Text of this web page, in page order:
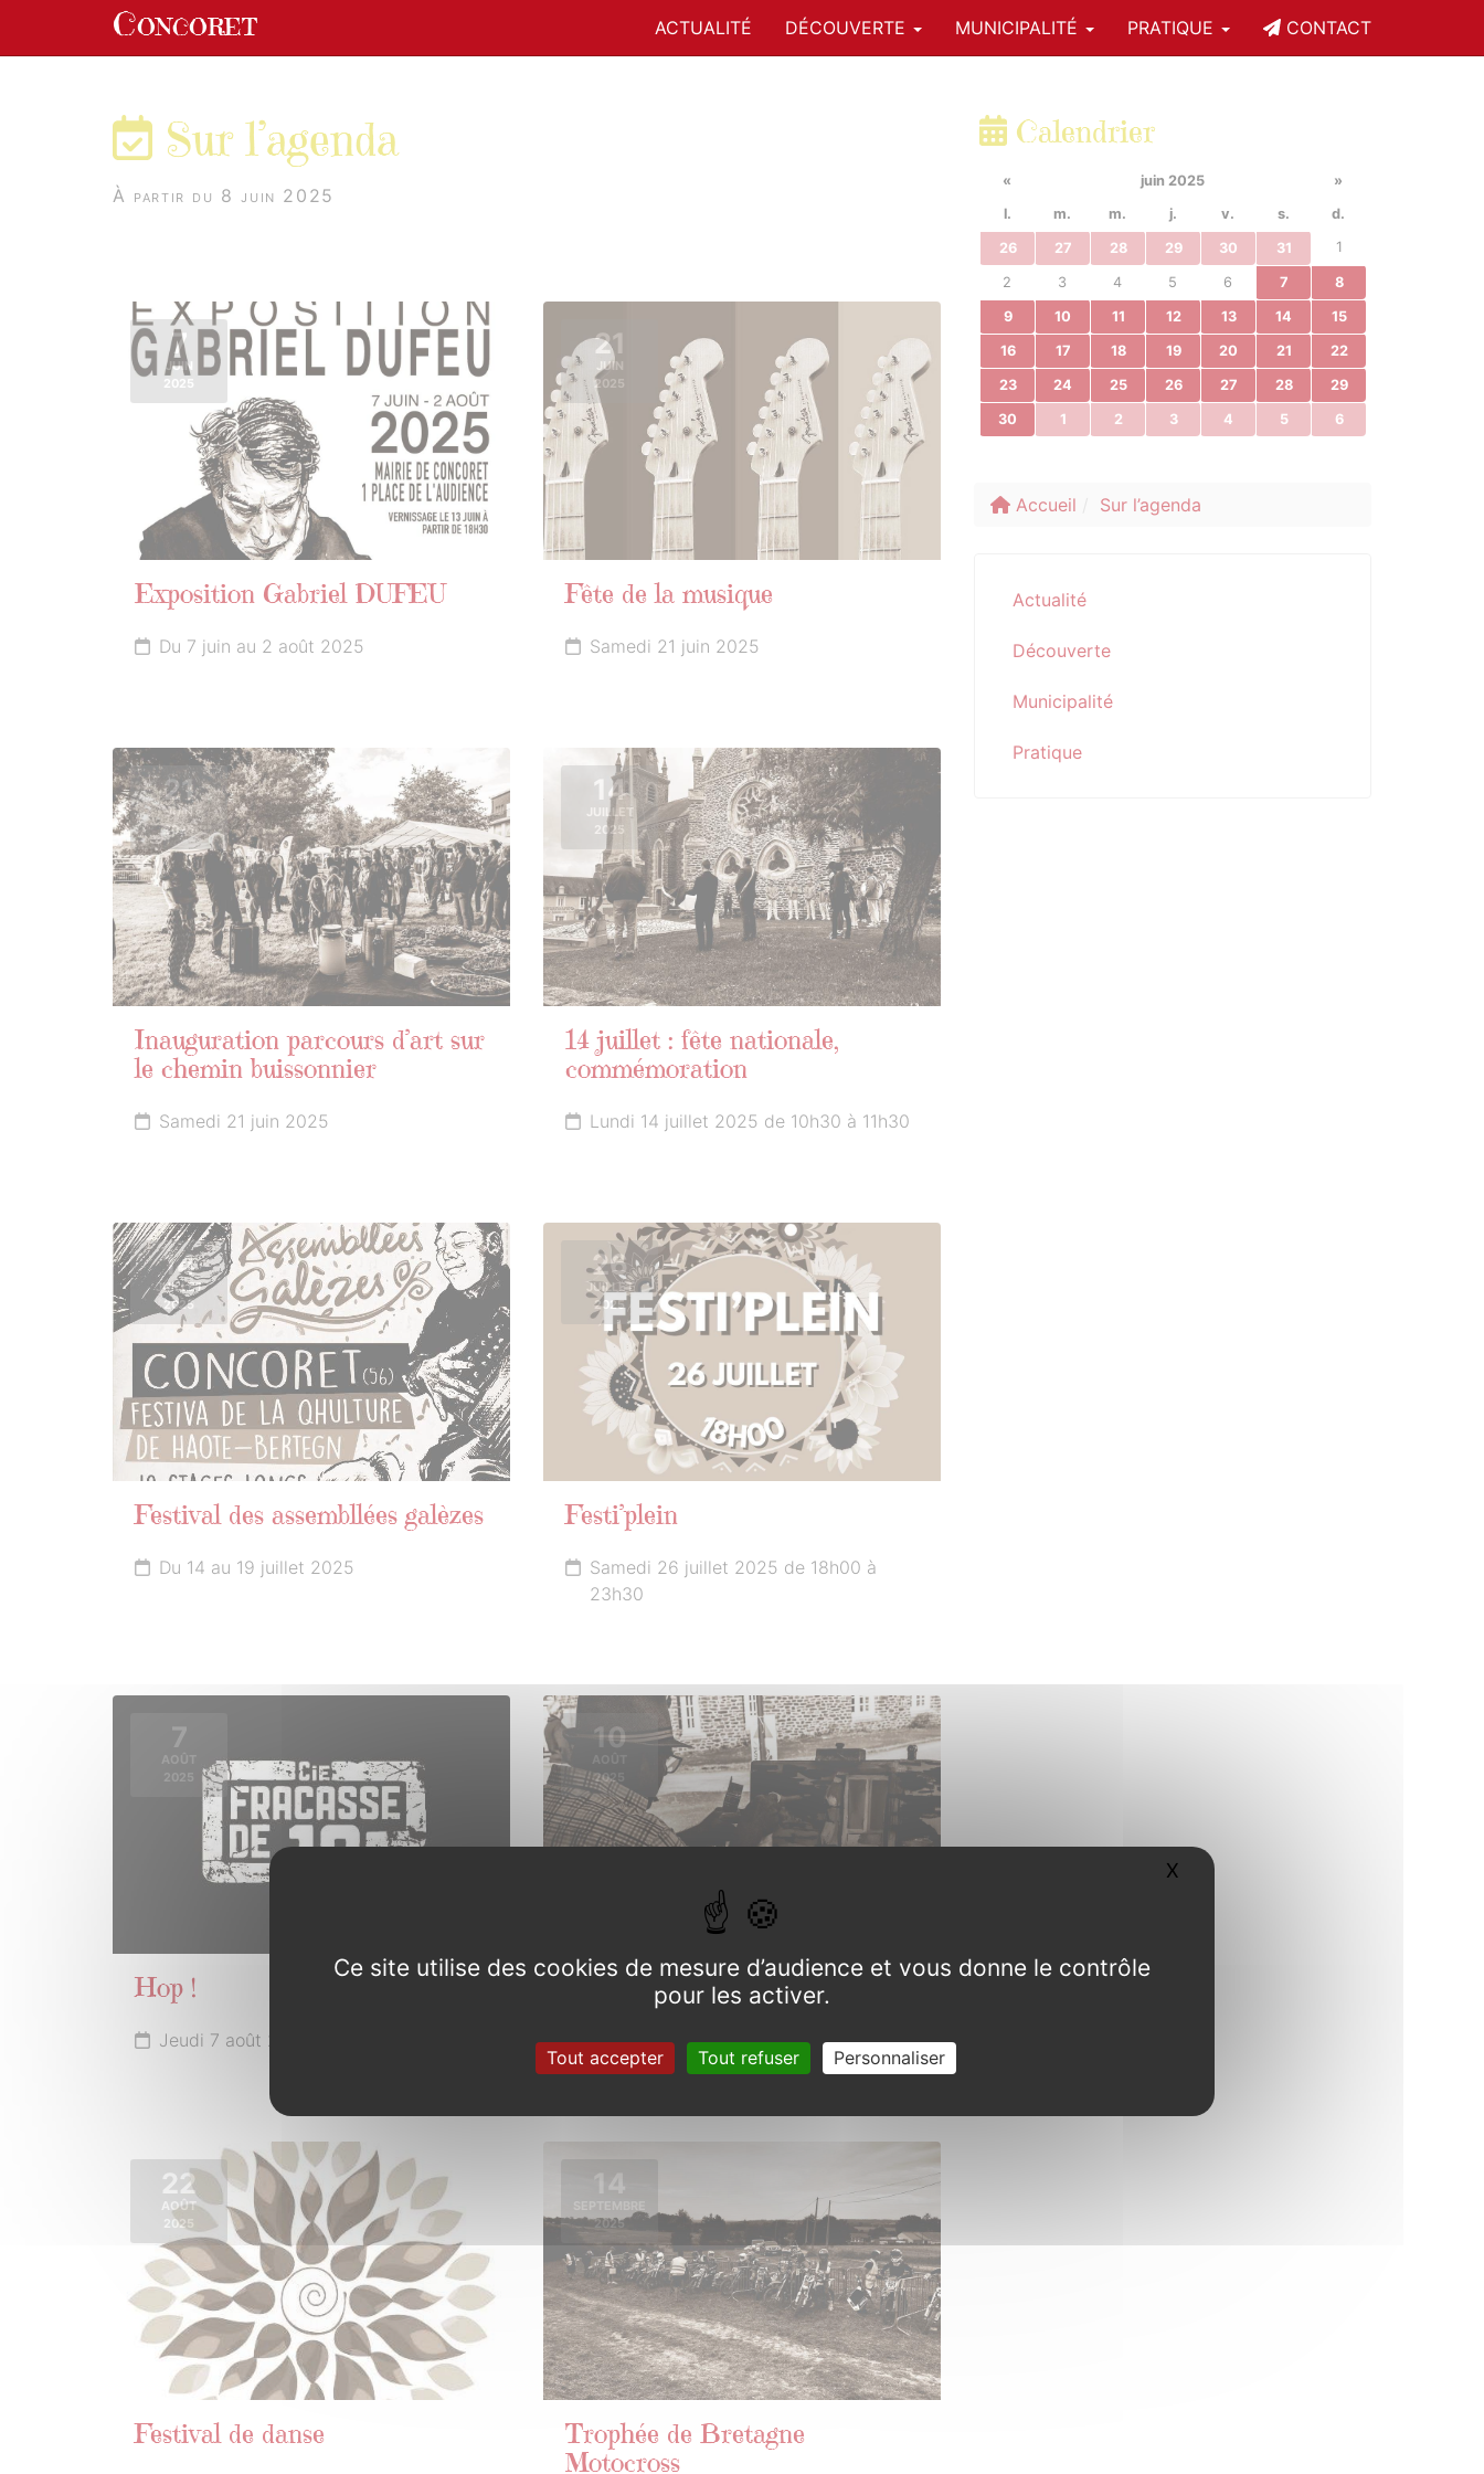
Concoret ACTUALITÉ DÉCOUVERTE MUNICIPALITÉ PRATIQUE CONTACT
Sur l’agenda
À partir du 8 juin 2025
7
JUIN
2025
Exposition Gabriel DUFEU
Du 7 juin au 2 août 2025
21
JUIN
2025
Fête de la musique
Samedi 21 juin 2025
21
JUIN
2025
Inauguration parcours d’art sur
le chemin buissonnier
Samedi 21 juin 2025
14
JUILLET
2025
14 juillet : fête nationale,
commémoration
Lundi 14 juillet 2025 de 10h30 à 11h30
14
JUILLET
2025
Festival des assembllées galèzes
Du 14 au 19 juillet 2025
26
JUILLET
2025
Festi’plein
Samedi 26 juillet 2025 de 18h00 à
23h30
7
AOÛT
2025
Hop !
Jeudi 7 août 2025 de 20h30 à 21h30
10
2025
Couleurs de Bretagne
Dimanche 10 août 2025
22
AOÛT
2025
Festival de danse
14
SEPTEMBRE
2025
Trophée de Bretagne
Motocross
Calendrier
« juin 2025
»
l.
m. m. j. v. s. d.
26 27 28 29 30 31 1
2 3 4 5 6 7 8
9 10 11 12 13 14 15
16 17 18 19 20 21 22
23 24 25 26 27 28 29
30 1 2 3 4 5 6
Accueil Sur l’agenda
Actualité
Découverte
Municipalité
Pratique
Panneau de gestion des cookies
Ce site utilise des cookies de mesure d’audience et vous donne le contrôle
pour les activer.
Tout accepter Tout refuser Personnaliser
X Masquer le bandeau des cookies